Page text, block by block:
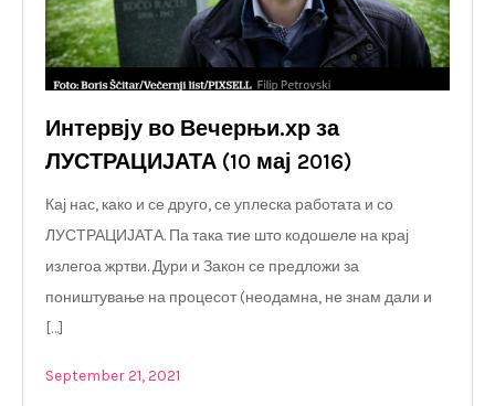
Интервју во Вечерњи.хр за
ЛУСТРАЦИЈАТА (10 мај 2016)
Кај нас, како и се друго, се уплеска работата и со
ЛУСТРАЦИЈАТА. Па така тие што кодошеле на крај
излегоа жртви. Дури и Закон се предложи за
поништување на процесот (неодамна, не знам дали и
[…]
September 21, 2021